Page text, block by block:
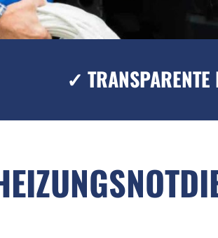
✓ TRANSPARENTE